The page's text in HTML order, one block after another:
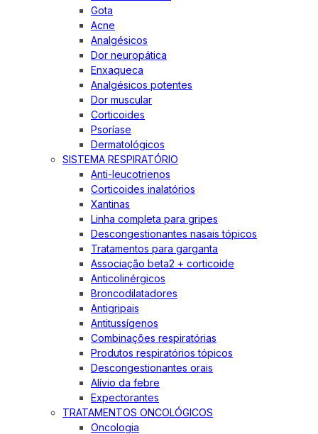
Gota
Acne
Analgésicos
Dor neuropática
Enxaqueca
Analgésicos potentes
Dor muscular
Corticoides
Psoríase
Dermatológicos
SISTEMA RESPIRATÓRIO
Anti-leucotrienos
Corticoides inalatórios
Xantinas
Linha completa para gripes
Descongestionantes nasais tópicos
Tratamentos para garganta
Associação beta2 + corticoide
Anticolinérgicos
Broncodilatadores
Antigripais
Antitussígenos
Combinações respiratórias
Produtos respiratórios tópicos
Descongestionantes orais
Alívio da febre
Expectorantes
TRATAMENTOS ONCOLÓGICOS
Oncologia